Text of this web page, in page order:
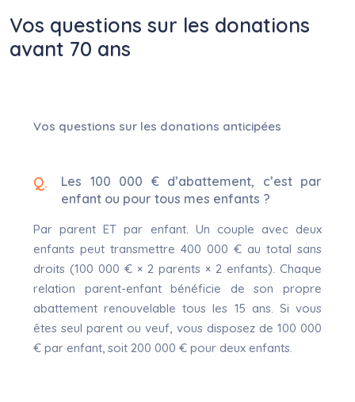
Vos questions sur les donations
avant 70 ans
Vos questions sur les donations anticipées
Les 100 000 € d’abattement, c’est par
enfant ou pour tous mes enfants ?
Par parent ET par enfant. Un couple avec deux
enfants peut transmettre 400 000 € au total sans
droits (100 000 € × 2 parents × 2 enfants). Chaque
relation parent-enfant bénéficie de son propre
abattement renouvelable tous les 15 ans. Si vous
êtes seul parent ou veuf, vous disposez de 100 000
€ par enfant, soit 200 000 € pour deux enfants.